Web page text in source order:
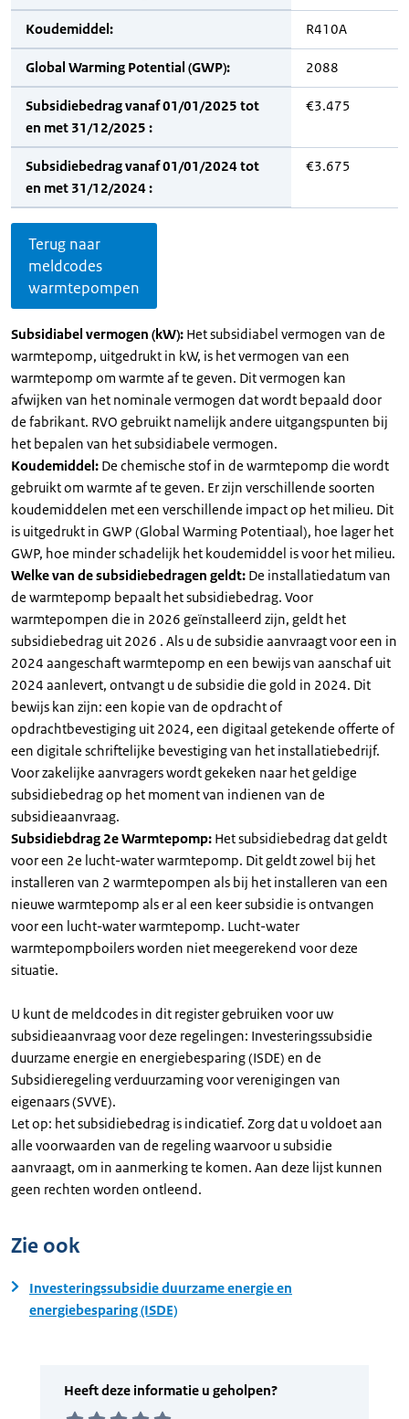
Koudemiddel: R410A
Global Warming Potential (GWP): 2088
Subsidiebedrag vanaf 01/01/2025 tot
en met 31/12/2025 :
€3.475
Subsidiebedrag vanaf 01/01/2024 tot
en met 31/12/2024 :
€3.675
Terug naar
meldcodes
warmtepompen
Subsidiabel vermogen (kW): Het subsidiabel vermogen van de
warmtepomp, uitgedrukt in kW, is het vermogen van een
warmtepomp om warmte af te geven. Dit vermogen kan
afwijken van het nominale vermogen dat wordt bepaald door
de fabrikant. RVO gebruikt namelijk andere uitgangspunten bij
het bepalen van het subsidiabele vermogen.
Koudemiddel: De chemische stof in de warmtepomp die wordt
gebruikt om warmte af te geven. Er zijn verschillende soorten
koudemiddelen met een verschillende impact op het milieu. Dit
is uitgedrukt in GWP (Global Warming Potentiaal), hoe lager het
GWP, hoe minder schadelijk het koudemiddel is voor het milieu.
Welke van de subsidiebedragen geldt: De installatiedatum van
de warmtepomp bepaalt het subsidiebedrag. Voor
warmtepompen die in 2026 geïnstalleerd zijn, geldt het
subsidiebedrag uit 2026 . Als u de subsidie aanvraagt voor een in
2024 aangeschaft warmtepomp en een bewijs van aanschaf uit
2024 aanlevert, ontvangt u de subsidie die gold in 2024. Dit
bewijs kan zijn: een kopie van de opdracht of
opdrachtbevestiging uit 2024, een digitaal getekende offerte of
een digitale schriftelijke bevestiging van het installatiebedrijf.
Voor zakelijke aanvragers wordt gekeken naar het geldige
subsidiebedrag op het moment van indienen van de
subsidieaanvraag.
Subsidiebdrag 2e Warmtepomp: Het subsidiebedrag dat geldt
voor een 2e lucht-water warmtepomp. Dit geldt zowel bij het
installeren van 2 warmtepompen als bij het installeren van een
nieuwe warmtepomp als er al een keer subsidie is ontvangen
voor een lucht-water warmtepomp. Lucht-water
warmtepompboilers worden niet meegerekend voor deze
situatie.
U kunt de meldcodes in dit register gebruiken voor uw
subsidieaanvraag voor deze regelingen: Investeringssubsidie
duurzame energie en energiebesparing (ISDE) en de
Subsidieregeling verduurzaming voor verenigingen van
eigenaars (SVVE).
Let op: het subsidiebedrag is indicatief. Zorg dat u voldoet aan
alle voorwaarden van de regeling waarvoor u subsidie
aanvraagt, om in aanmerking te komen. Aan deze lijst kunnen
geen rechten worden ontleend.
Zie ook
Investeringssubsidie duurzame energie en
energiebesparing (ISDE)